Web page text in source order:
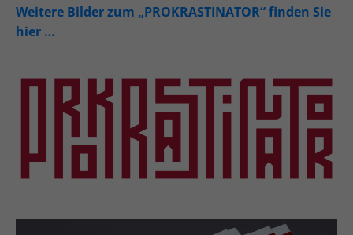
Weitere Bilder zum „PROKRASTINATOR“ finden Sie
hier …